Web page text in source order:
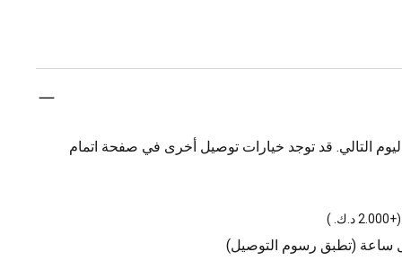
التالي. قد توجد خيارات توصيل أخرى في صفحة اتمام
(+2.000 د.ك. )
ساعة (تطبق رسوم التوصيل)